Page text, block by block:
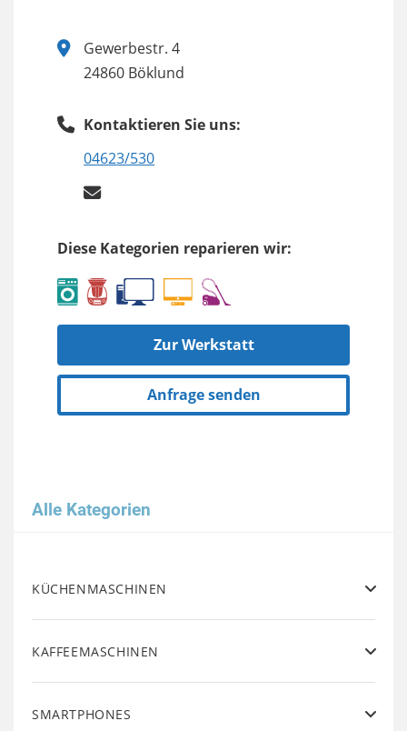
Gewerbestr. 4
24860 Böklund
Kontaktieren Sie uns:
04623/530
Diese Kategorien reparieren wir:
Zur Werkstatt
Anfrage senden
Alle Kategorien
KÜCHENMASCHINEN
KAFFEEMASCHINEN
SMARTPHONES